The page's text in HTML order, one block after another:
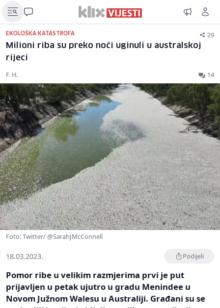
EKOLOŠKA KATASTROFA 29
Milioni riba su preko noći uginuli u australskoj
rijeci
F. H. 14
Foto: Twitter/ @SarahJMcConnell
18.03.2023. Podijeli
Pomor ribe u velikim razmjerima prvi je put
prijavljen u petak ujutro u gradu Menindee u
Novom Južnom Walesu u Australiji. Građani su se